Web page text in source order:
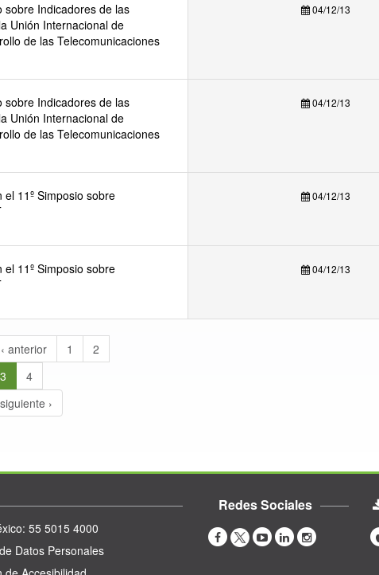
sobre Indicadores de las
Unión Internacional de
de las Telecomunicaciones
04/12/13
sobre Indicadores de las
Unión Internacional de
de las Telecomunicaciones
04/12/13
11º Simposio sobre
04/12/13
11º Simposio sobre
04/12/13
‹ anterior 1
2
3
4
siguiente ›
55 5015 4000
Datos Personales
Redes Sociales